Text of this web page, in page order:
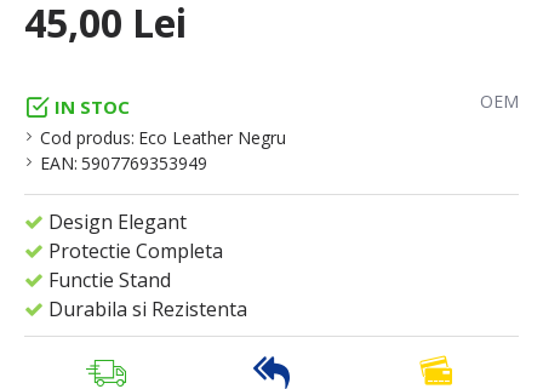
IN STOC
Cod produs: Eco Leather Negru
EAN: 5907769353949
OEM
Design Elegant
Protectie Completa
Functie Stand
Durabila si Rezistenta
45,00 Lei